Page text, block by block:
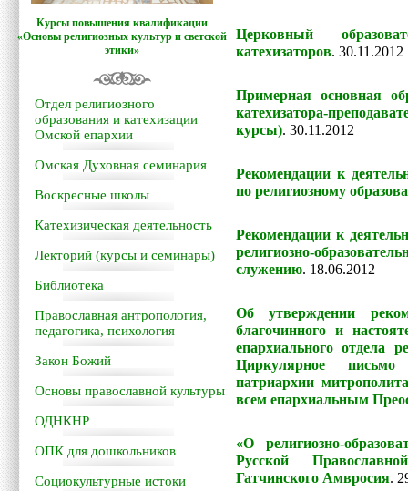
Курсы повышения квалификации
«Основы религиозных культур и светской
этики»
Отдел религиозного
образования и катехизации
Омской епархии
Омская Духовная семинария
Воскресные школы
Катехизическая деятельность
Лекторий (курсы и семинары)
Библиотека
Православная антропология,
педагогика, психология
Закон Божий
Основы православной культуры
ОДНКНР
ОПК для дошкольников
Социокультурные истоки
Церковный
катехизаторов. 30.11.2012
Примерная основная
катехизатора-
курсы). 30.11.2012
Рекомендации к
по религиозному
Рекомендации к
религиозно-
служению. 18.06.2012
Об утверждении
благочинного и
епархиального отдела
Циркулярное
патриархии
всем епархиальным
«О религиозно-
Русской
Гатчинского Амвросия.